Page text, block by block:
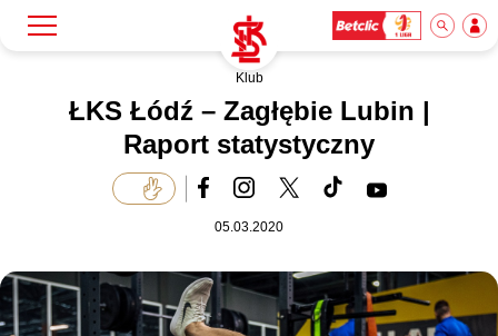
Akademia
Klub
ŁKS Łódź – Zagłębie Lubin |
Raport statystyczny
05.03.2020